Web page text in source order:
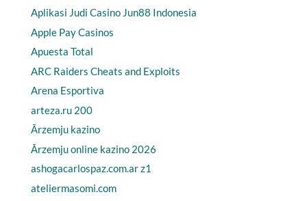
Aplikasi Judi Casino Jun88 Indonesia
Apple Pay Casinos
Apuesta Total
ARC Raiders Cheats and Exploits
Arena Esportiva
arteza.ru 200
Ārzemju kazino
Ārzemju online kazino 2026
ashogacarlospaz.com.ar z1
ateliermasomi.com